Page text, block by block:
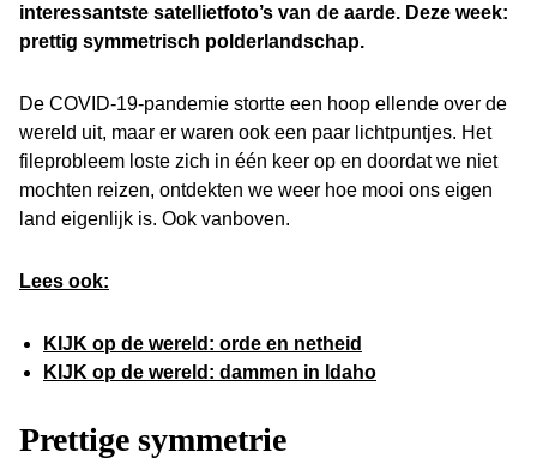
interessantste satellietfoto’s van de aarde. Deze week:
prettig symmetrisch polderlandschap.
De COVID-19-pandemie stortte een hoop ellende over de
wereld uit, maar er waren ook een paar lichtpuntjes. Het
fileprobleem loste zich in één keer op en doordat we niet
mochten reizen, ontdekten we weer hoe mooi ons eigen
land eigenlijk is. Ook vanboven.
Lees ook:
KIJK op de wereld: orde en netheid
KIJK op de wereld: dammen in Idaho
Prettige symmetrie